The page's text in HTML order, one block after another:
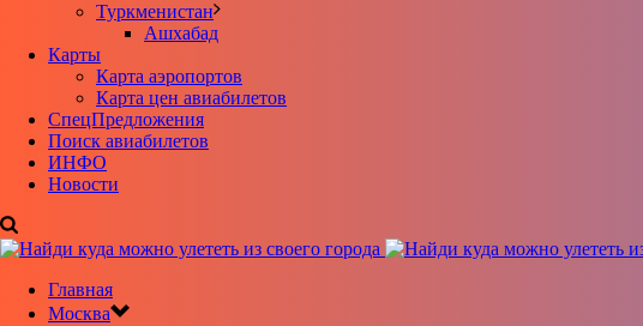
Туркменистан
Ашхабад
Карты
Карта аэропортов
Карта цен авиабилетов
CпецПредложения
Поиск авиабилетов
ИНФО
Новости
Главная
Москва